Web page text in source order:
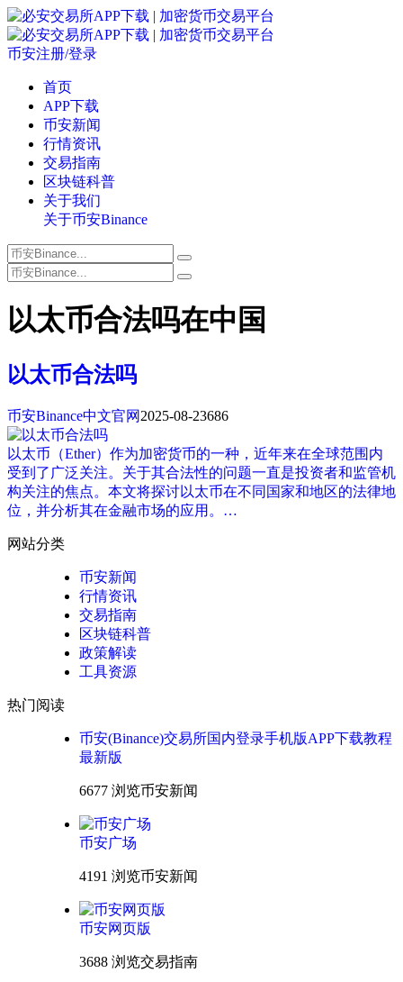
币安注册/登录
首页
APP下载
币安新闻
行情资讯
交易指南
区块链科普
关于我们
关于币安Binance
以太币合法吗在中国
以太币合法吗
币安Binance中文官网 2025-08-23686
以太币（Ether）作为加密货币的一种，近年来在全球范围内
受到了广泛关注。关于其合法性的问题一直是投资者和监管机
构关注的焦点。本文将探讨以太币在不同国家和地区的法律地
位，并分析其在金融市场的应用。…
网站分类
币安新闻
行情资讯
交易指南
区块链科普
政策解读
工具资源
热门阅读
币安(Binance)交易所国内登录手机版APP下载教程
最新版
6677 浏览币安新闻
币安广场
4191 浏览币安新闻
币安网页版
3688 浏览交易指南